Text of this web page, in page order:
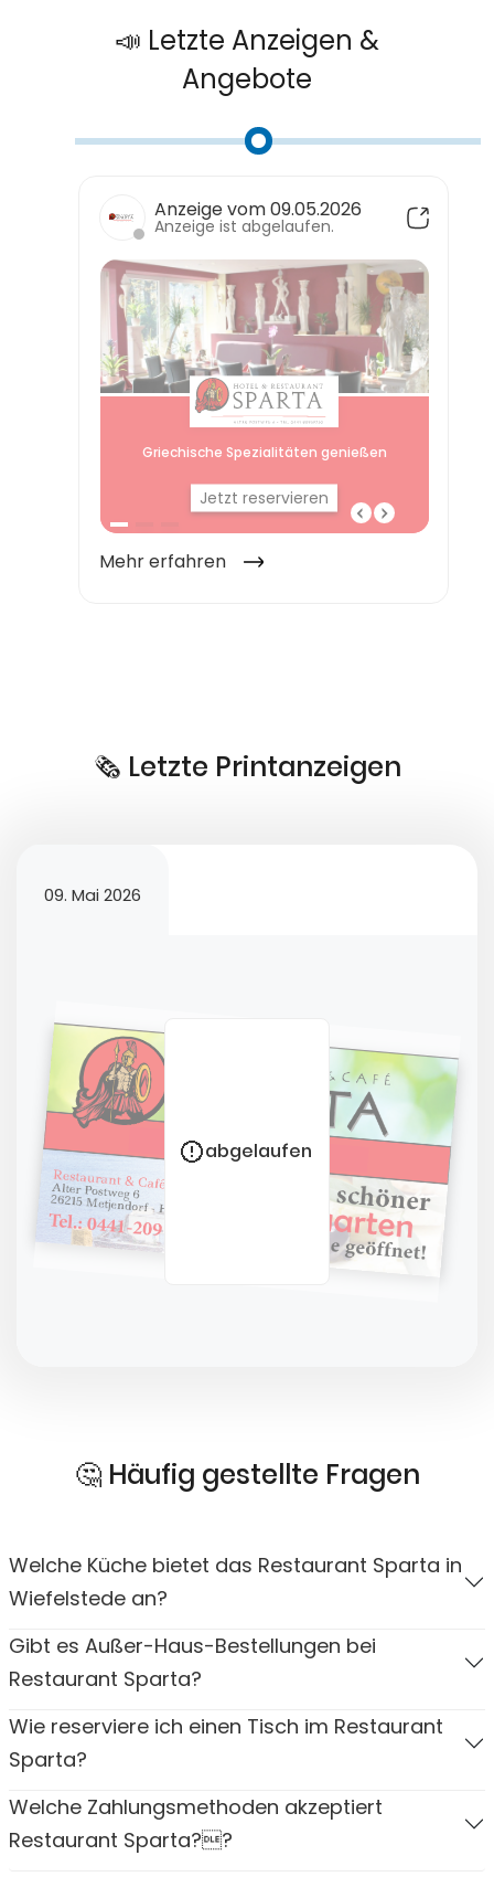
🗞️ Letzte Printanzeigen
09. Mai 2026
abgelaufen
🤔 Häufig gestellte Fragen
Welche Küche bietet das Restaurant Sparta in
Wiefelstede an?
Gibt es Außer-Haus-Bestellungen bei
Restaurant Sparta?
Wie reserviere ich einen Tisch im Restaurant
Sparta?
Welche Zahlungsmethoden akzeptiert
Restaurant Sparta??